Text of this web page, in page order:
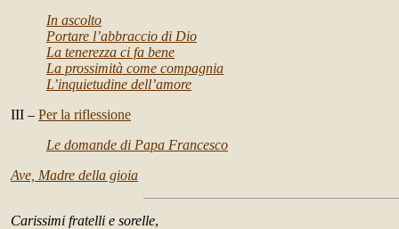
In ascolto
Portare l’abbraccio di Dio
La tenerezza ci fa bene
La prossimità come compagnia
L’inquietudine dell’amore
III – Per la riflessione
Le domande di Papa Francesco
Ave, Madre della gioia
Carissimi fratelli e sorelle,